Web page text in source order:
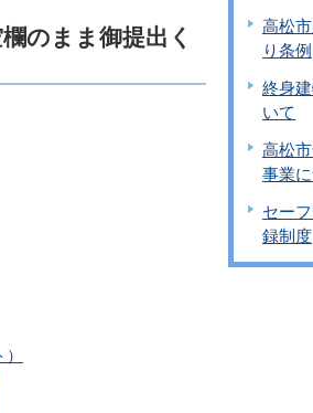
のまま御提出く
高松
り条例
終身
いて
高松
事業
セー
録制度